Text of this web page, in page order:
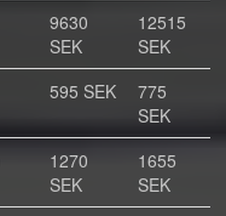
9630
SEK
12515
SEK
595 SEK
775
SEK
1270
SEK
1655
SEK